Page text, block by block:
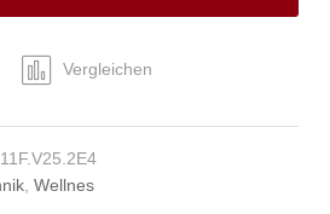
Vergleichen
,Wellnes